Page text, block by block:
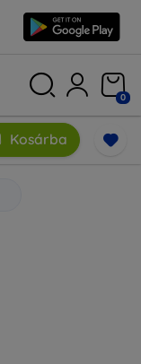
0
Kosárba